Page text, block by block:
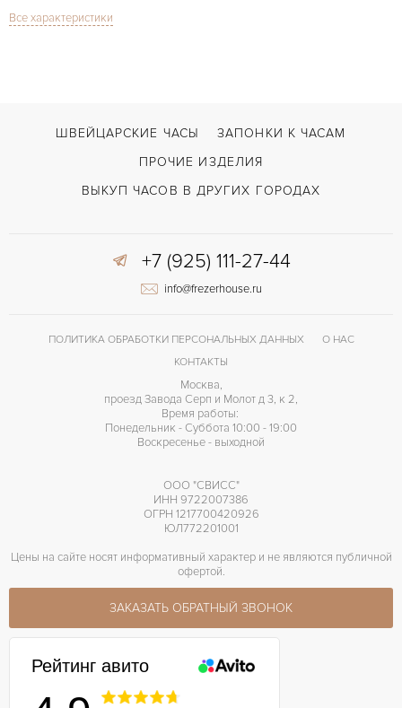
СТЕКЛО
Двойной сложности застежка
КАЛИБР/МЕХАНИЗМ
Все характеристики
ШВЕЙЦАРСКИЕ ЧАСЫ
ЗАПОНКИ К ЧАСАМ
ПРОЧИЕ ИЗДЕЛИЯ
ВЫКУП ЧАСОВ В ДРУГИХ ГОРОДАХ
+7 (925) 111-27-44
info@frezerhouse.ru
ПОЛИТИКА ОБРАБОТКИ ПЕРСОНАЛЬНЫХ ДАННЫХ
О НАС
КОНТАКТЫ
Москва,
проезд Завода Серп и Молот д 3, к 2,
Время работы:
Понедельник - Суббота 10:00 - 19:00
Воскресенье - выходной
ООО "СВИСС"
ИНН 9722007386
ОГРН 1217700420926
ЮЛ772201001
Цены на сайте носят информативный характер и не являются публичной
офертой.
ЗАКАЗАТЬ ОБРАТНЫЙ ЗВОНОК
Рейтинг авито